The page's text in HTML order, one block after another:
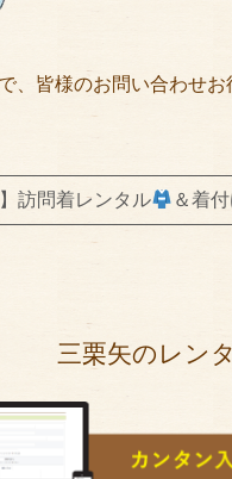
、皆様のお問い合わせ
訪問着レンタル
＆着
三栗矢のレン